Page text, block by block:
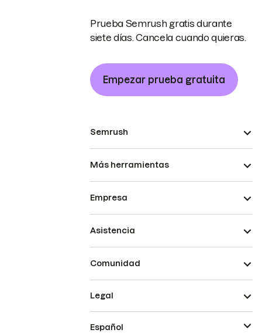
Prueba Semrush gratis durante
siete días. Cancela cuando quieras.
Empezar prueba gratuita
Semrush
Más herramientas
Empresa
Asistencia
Comunidad
Legal
Español